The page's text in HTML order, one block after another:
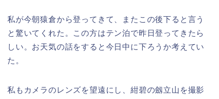
私が今朝猿倉から登ってきて、またこの後下ると言う
と驚いてくれた。この方はテン泊で昨日登ってきたら
しい。お天気の話をすると今日中に下ろうか考えてい
た。
私もカメラのレンズを望遠にし、紺碧の劔立山を撮影